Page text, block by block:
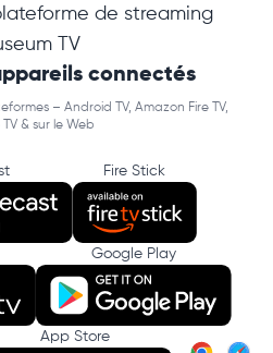
de streaming
TV
connectés
– Android TV, Amazon Fire TV,
& sur le Web
Fire Stick
Google Play
App Store